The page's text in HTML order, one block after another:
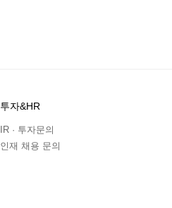
투자&HR
IR · 투자문의
인재 채용 문의